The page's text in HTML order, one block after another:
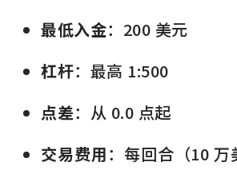
最低入金：200 美元
杠杆：最高 1:500
点差：从 0.0 点起
交易费用：每回合（10